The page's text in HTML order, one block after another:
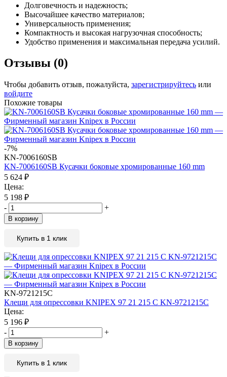
Долговечность и надежность;
Высочайшее качество материалов;
Универсальность применения;
Компактность и высокая нагрузочная способность;
Удобство применения и максимальная передача усилий.
Отзывы (0)
Чтобы добавить отзыв, пожалуйста, зарегистрируйтесь или
войдите
Похожие товары
-7%
KN-7006160SB
KN-7006160SB Кусачки боковые хромированные 160 mm
5 624 ₽
Цена:
5 198 ₽
-
+
В корзину
Купить в 1 клик
KN-9721215C
Клещи для опрессовки KNIPEX 97 21 215 C KN-9721215C
Цена:
5 196 ₽
-
+
В корзину
Купить в 1 клик